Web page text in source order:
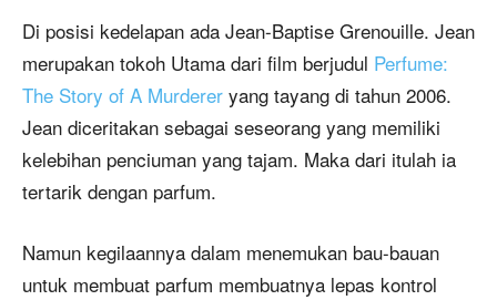
Di posisi kedelapan ada Jean-Baptise Grenouille. Jean
merupakan tokoh Utama dari film berjudul Perfume:
The Story of A Murderer yang tayang di tahun 2006.
Jean diceritakan sebagai seseorang yang memiliki
kelebihan penciuman yang tajam. Maka dari itulah ia
tertarik dengan parfum.
Namun kegilaannya dalam menemukan bau-bauan
untuk membuat parfum membuatnya lepas kontrol